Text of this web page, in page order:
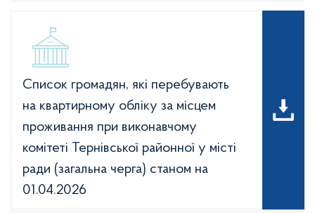
Список громадян, які перебувають
на квартирному обліку за місцем
проживання при виконавчому
комітеті Тернівської районної у місті
ради (загальна черга) станом на
01.04.2026